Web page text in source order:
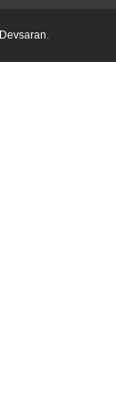
Devsaran.